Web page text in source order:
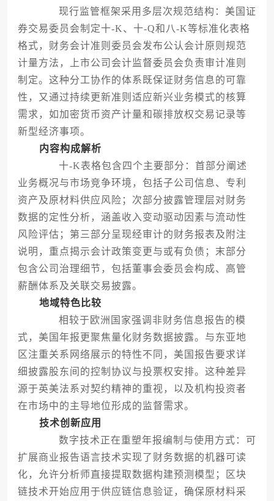
现行监管框架采用多层次规范结构：美国证
券交易委员会制定十-K、十-Q和八-K等标准化表格
格式，财务会计准则委员会发布公认会计原则规范
计量方法，上市公司会计监督委员会负责审计准则
制定。这种分工协作的体系既保证财务信息的可靠
性，又通过持续更新准则适应新兴业务模式的核算
需求，如加密货币资产计量和碳排放权交易记录等
新型经济事项。
内容构成解析
十-K表格包含四个主要部分：首部分阐述
业务概况与市场竞争环境，包括子公司信息、专利
资产及原材料供应风险；次部分披露管理层对财务
数据的定性分析，涵盖收入变动驱动因素与流动性
风险评估；第三部分呈现经审计的财务报表及附注
说明，重点揭示会计政策变更与或有负债；末部分
包含公司治理细节，包括董事会委员会构成、高管
薪酬体系及关联交易披露。
地域特色比较
相较于欧洲国家强调非财务信息报告的模
式，美国年报更聚焦量化财务数据披露。与东亚地
区注重关系网络展示的特性不同，美国报告要求详
细披露股东间的控制协议与投票权安排。这种差异
源于英美法系对契约精神的重视，以及机构投资者
在市场中的主导地位形成的监督需求。
技术创新应用
数字技术正在重塑年报编制与使用方式：可
扩展商业报告语言技术实现了财务数据的机器可读
化，允许分析师直接提取数据构建预测模型；区块
链技术开始应用于供应链信息验证，确保原材料采